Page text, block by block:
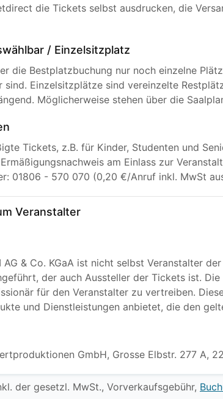
die Tickets selbst ausdrucken, die
/ Einzelsitzplatz
die Bestplatzbuchung nur noch einzelne
sind. Einzelsitzplätze sind vereinzelte
Möglicherweise stehen über die
Tickets, z.B. für Kinder, Studenten und
am Einlass zur
01806 - 570 070 (0,20 €/Anruf inkl. MwSt
Veranstalter
AG & Co. KGaA ist nicht selbst Veranstalter
der auch Aussteller der Tickets ist.
für den Veranstalter zu vertreiben.
und Dienstleistungen anbietet, die den
GmbH, Grosse Elbstr. 277 A,
der gesetzl. MwSt., Vorverkaufsgebühr,